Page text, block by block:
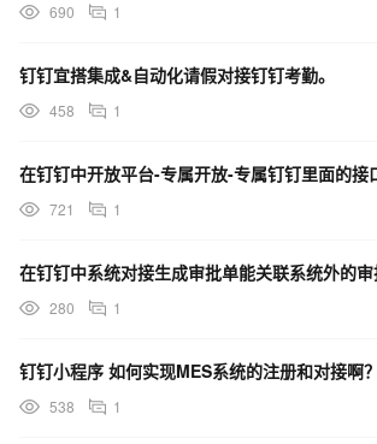
690 1
钉钉宜搭集成&自动化请假对接钉钉考勤。
458 1
在钉钉中开放平台-专属开放-专属钉钉里面的接
721 1
在钉钉中系统对接生成审批单能关联系统外的审
280 1
钉钉小程序 如何实现MES系统的注册和对接啊？
538 1